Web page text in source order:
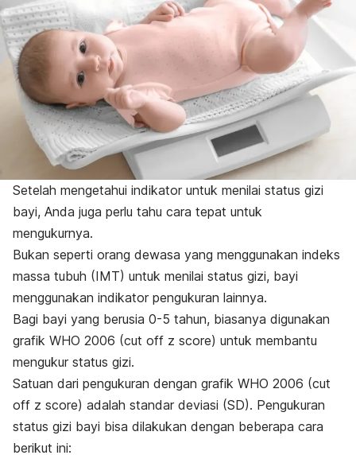
Setelah mengetahui indikator untuk menilai status gizi
bayi, Anda juga perlu tahu cara tepat untuk
mengukurnya.
Bukan seperti orang dewasa yang menggunakan indeks
massa tubuh (IMT) untuk menilai status gizi, bayi
menggunakan indikator pengukuran lainnya.
Bagi bayi yang berusia 0-5 tahun, biasanya digunakan
grafik WHO 2006 (cut off z score) untuk membantu
mengukur status gizi.
Satuan dari pengukuran dengan grafik WHO 2006 (cut
off z score) adalah standar deviasi (SD). Pengukuran
status gizi bayi bisa dilakukan dengan beberapa cara
berikut ini: